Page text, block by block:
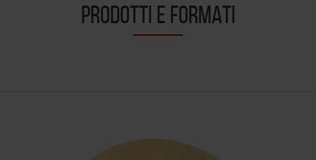
PRODOTTI E FORMATI